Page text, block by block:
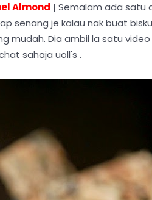
Almond | Semalam ada satu
senang je kalau nak buat
mudah. Dia ambil la satu
sahaja uoll's .